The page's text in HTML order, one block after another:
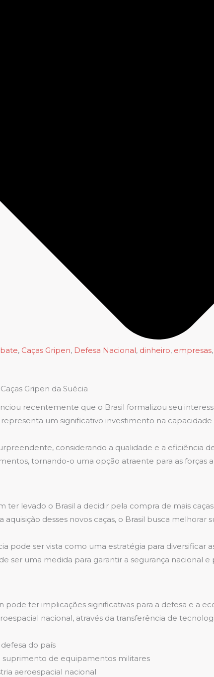
, Caças Gripen, Defesa Nacional, dinheiro, empresas,
Gripen da Suécia
recentemente que o Brasil formalizou seu
representa um significativo investimento na
considerando a qualidade e a eficiência
tornando-o uma opção atraente para as forças
ter levado o Brasil a decidir pela compra de mais
aquisição desses novos caças, o Brasil busca
pode ser vista como uma estratégia para
ser uma medida para garantir a segurança nacional
pode ter implicações significativas para a defesa e a
nacional, através da transferência de
do país
suprimento de equipamentos militares
aeroespacial nacional